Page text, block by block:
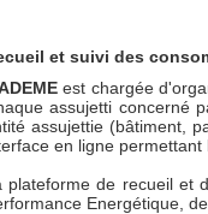
et suivi des
est chargée
assujetti concerné
assujettie (bâtiment,
en ligne
plateforme de recueil et
Energétique,